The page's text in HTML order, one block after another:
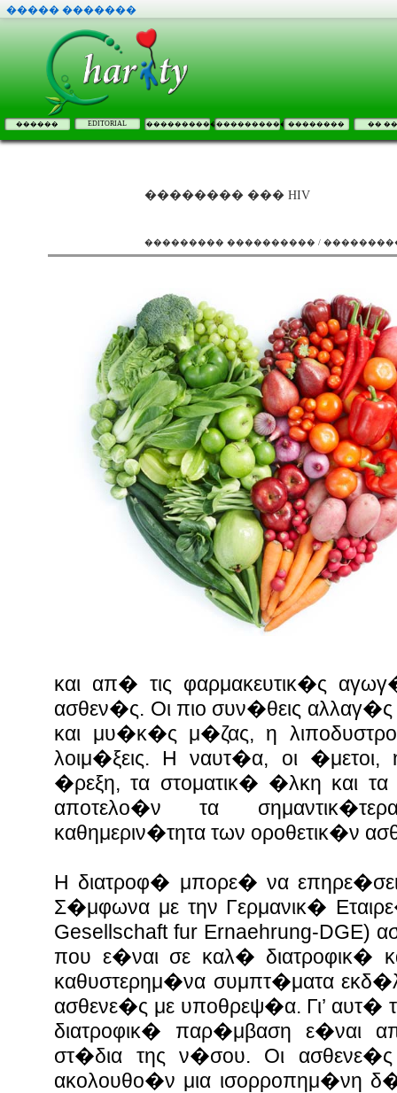
����� �������
������ EDITORIAL �������������������� �������� ��
�������� ��� HIV
��������� ���������� /
και απ� τις φαρμακευτικ�ς
ασθεν�ς. Οι πιο συν�θεις
και μυ�κ�ς μ�ζας, η
λοιμ�ξεις. Η ναυτ�α, οι
�ρεξη, τα στοματικ� �λκη και
αποτελο�ν τα
καθημεριν�τητα των οροθετικ�ν
Η διατροφ� μπορε� να
Σ�μφωνα με την Γερμανικ�
Gesellschaft fur Ernaehrung-DGE)
που ε�ναι σε καλ� διατροφικ�
καθυστερημ�να συμπτ�ματα
ασθενε�ς με υποθρεψ�α. Γι’ αυτ�
διατροφικ� παρ�μβαση ε�ναι
στ�δια της ν�σου. Οι
ακολουθο�ν μια ισορροπημ�νη